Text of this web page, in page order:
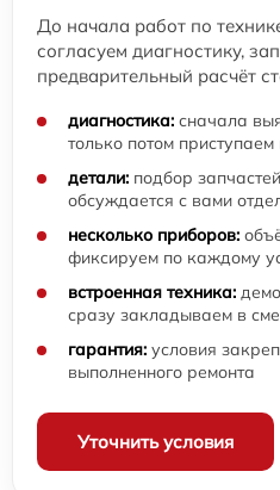
До начала работ по
согласуем диагностику,
предварительный расчёт
диагностика: сначала
только потом
детали: подбор
обсуждается с вами
несколько приборов:
фиксируем по каждому
встроенная техника:
сразу закладываем в
гарантия: условия
выполненного ремонта
Уточнить условия